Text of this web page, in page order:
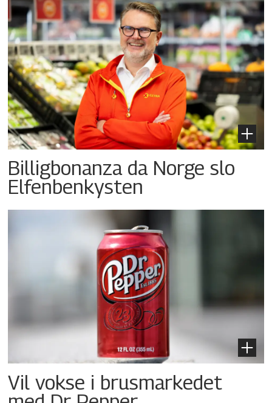
Billigbonanza da Norge slo
Elfenbenkysten
Vil vokse i brusmarkedet